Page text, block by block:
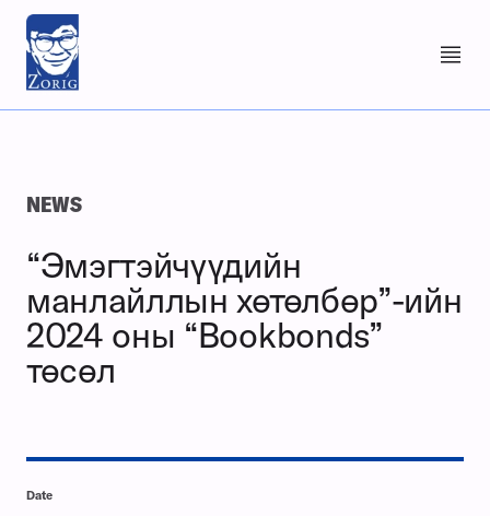
NEWS
“Эмэгтэйчүүдийн
манлайллын хөтөлбөр”-ийн
2024 оны “Bookbonds”
төсөл
Date